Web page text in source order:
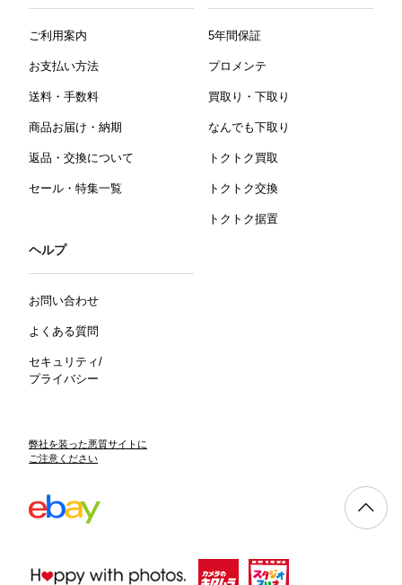
ご利用案内
お支払い方法
送料・手数料
商品お届け・納期
返品・交換について
セール・特集一覧
5年間保証
プロメンテ
買取り・下取り
なんでも下取り
トクトク買取
トクトク交換
トクトク据置
ヘルプ
お問い合わせ
よくある質問
セキュリティ/
プライバシー
弊社を装った悪質サイトに
ご注意ください